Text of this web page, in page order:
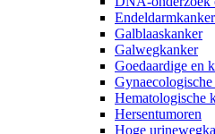
Endeldarmkanker
Galblaaskanker
Galwegkanker
Goedaardige en
Hematologische
Hersentumoren
Hoge